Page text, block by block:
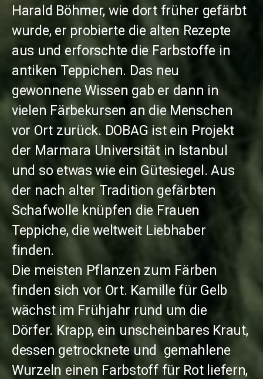
Harald Böhmer, wie dort früher gefärbt
wurde, er probierte die alten Rezepte
aus und erforschte die Farbstoffe in
antiken Teppichen. Das neu
gewonnene Wissen gab er dann in
vielen Färbekursen an die Menschen
vor Ort zurück. DOBAG ist ein Projekt
der Marmara Universität in Istanbul
und so etwas wie ein Gütesiegel. Aus
der nach alter Tradition gefärbten
Schafwolle knüpfen die Frauen
Teppiche, die weltweit Liebhaber
finden.
Die meisten Pflanzen zum Färben
finden sich vor Ort. Kamille für Gelb
wächst im Frühjahr rund um die
Dörfer. Krapp, ein unscheinbares Kraut,
dessen getrocknete und gemahlene
Wurzeln einen Farbstoff für Rot liefern,